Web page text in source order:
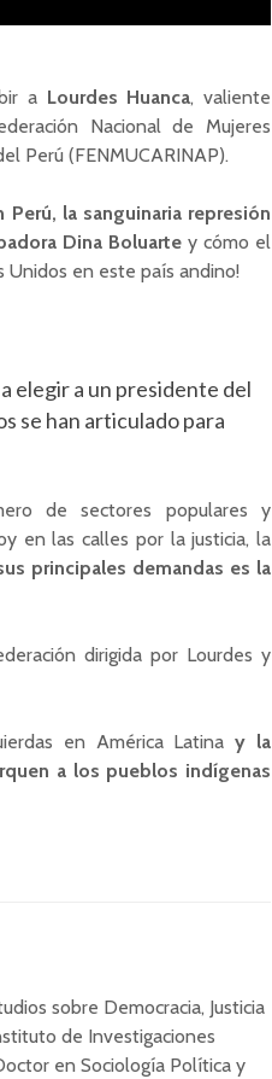
a Lourdes Huanca, valiente
Nacional de Mujeres
Perú (FENMUCARINAP).
la sanguinaria represión
Dina Boluarte y cómo el
Unidos en este país andino!
elegir a un presidente del
se han articulado para
de sectores populares y
en las calles por la justicia, la
principales demandas es la
dirigida por Lourdes y
en América Latinay la
a los pueblos indígenas
sobre Democracia, Justicia
de Investigaciones
en Sociología Política y